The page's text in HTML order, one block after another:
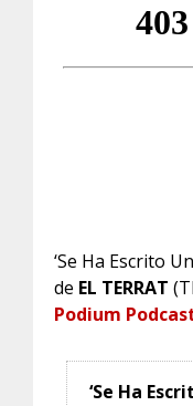
‘Se Ha Escrito
de EL TERRAT
Podium
‘Se Ha